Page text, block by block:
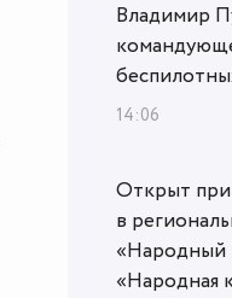
Владимир
14:06
Открыт
в
«Народный
«Народная